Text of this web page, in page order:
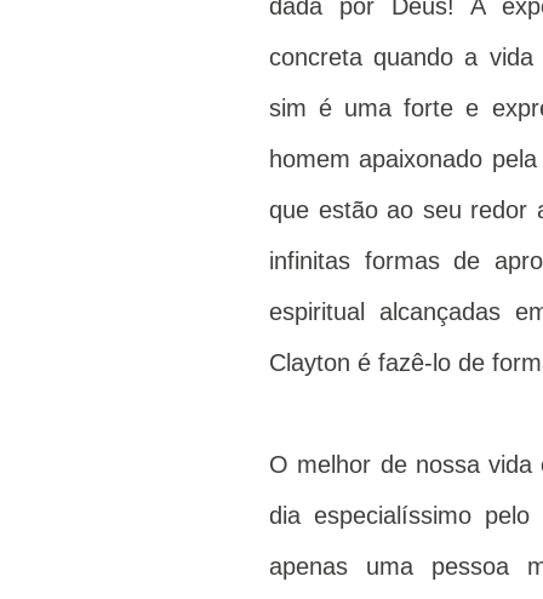
dada por Deus! A
concreta quando a
sim é uma forte e
homem apaixonado
que estão ao seu redor
infinitas formas de
espiritual alcançadas
Clayton é fazê-lo de
O melhor de nossa
dia especialíssimo
apenas uma pessoa